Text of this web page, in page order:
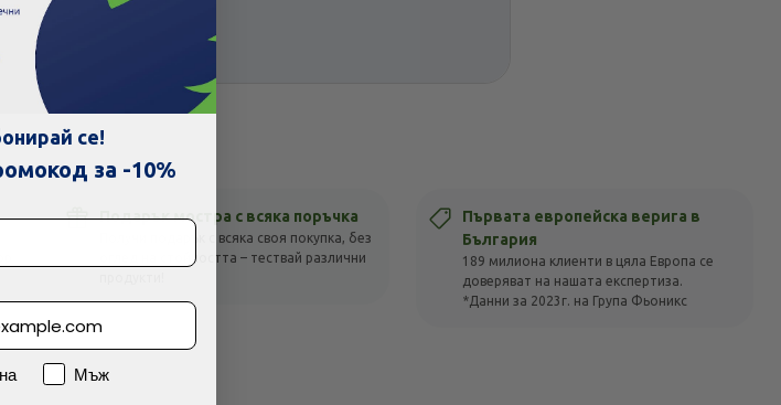
Подарък мостра с всяка поръчка
Получи подарък с всяка своя покупка, без
оглед на стойността – тествай различни
Първата европейска верига в
България
189 милиона клиенти в цяла Европа се
доверяват на нашата експертиза.
*Данни за 2023г. на Група Фьоникс
Търсих друго
с плащането
Намерих по-евтино
се!
за -10%
Мъж